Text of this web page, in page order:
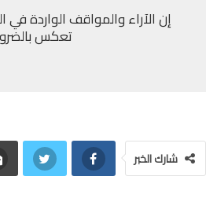
إن الآراء والمواقف الواردة في
تعكس
شارك الخبر